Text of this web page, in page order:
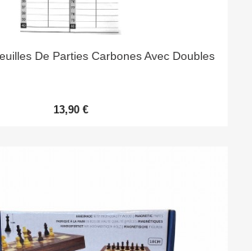
De Parties Carbones Avec Doubles
13,90 €